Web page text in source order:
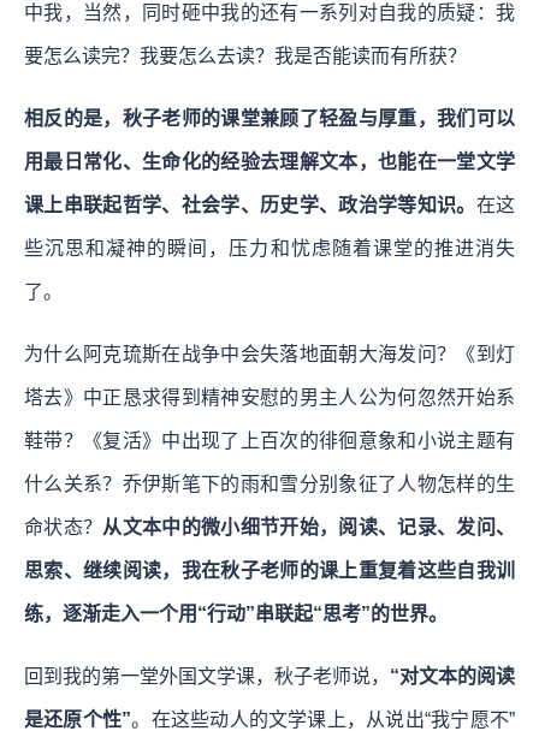
中我，当然，同时砸中我的还有一系列对自我的质疑：我
要怎么读完？我要怎么去读？我是否能读而有所获？
相反的是，秋子老师的课堂兼顾了轻盈与厚重，我们可以
用最日常化、生命化的经验去理解文本，也能在一堂文学
课上串联起哲学、社会学、历史学、政治学等知识。 在这
些沉思和凝神的瞬间，压力和忧虑随着课堂的推进消失
了。
为什么阿克琉斯在战争中会失落地面朝大海发问？《到灯
塔去》中正恳求得到精神安慰的男主人公为何忽然开始系
鞋带？《复活》中出现了上百次的徘徊意象和小说主题有
什么关系？乔伊斯笔下的雨和雪分别象征了人物怎样的生
命状态？ 从文本中的微小细节开始，阅读、记录、发问、
思索、继续阅读，我在秋子老师的课上重复着这些自我训
练，逐渐走入一个用“行动”串联起“思考”的世界。
回到我的第一堂外国文学课，秋子老师说， “对文本的阅读
是还原个性”。在这些动人的文学课上，从说出“我宁愿不”